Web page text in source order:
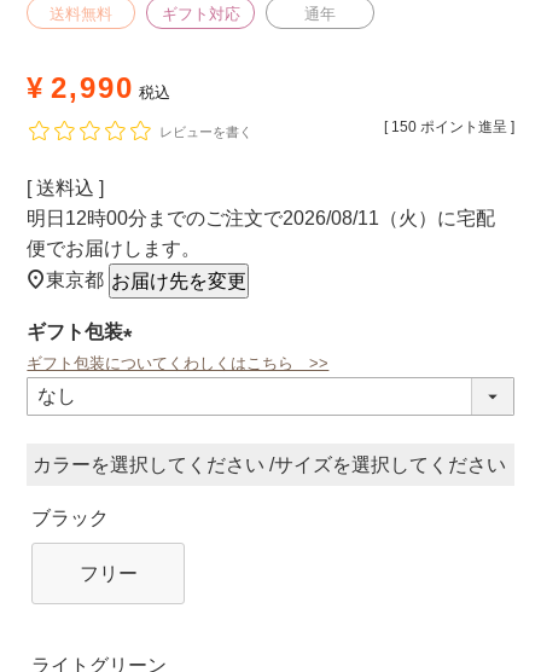
送料無料 ギフト対応 通年
¥ 2,990 税込
[ 150 ポイント進呈 ]
レビューを書く
送料込
明日 12時00分 までのご注文で2026/08/11（火） に宅配
便でお届けします。
東京都 お届け先を変更
ギフト包装
(必
ギフト包装についてくわしくはこちら >>
カラー サイズ
ブラック
フリー
ライトグリーン